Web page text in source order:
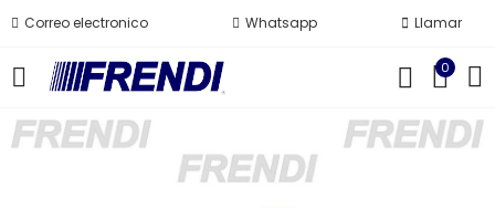
Correo electronico Whatsapp Llamar
0